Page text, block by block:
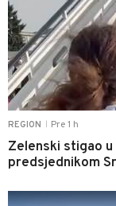
REGION Pre 1 h
Zelenski stigao
predsjednikom